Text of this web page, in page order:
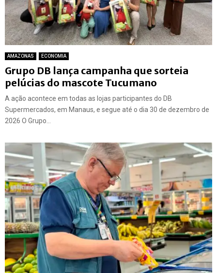
AMAZONAS ECONOMIA
Grupo DB lança campanha que sorteia
pelúcias do mascote Tucumano
A ação acontece em todas as lojas participantes do DB
Supermercados, em Manaus, e segue até o dia 30 de dezembro de
2026 O Grupo...